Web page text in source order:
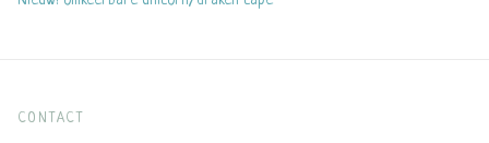
navigatie
CONTACT